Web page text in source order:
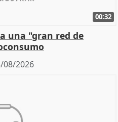
00:32
una "gran red de
08/2026